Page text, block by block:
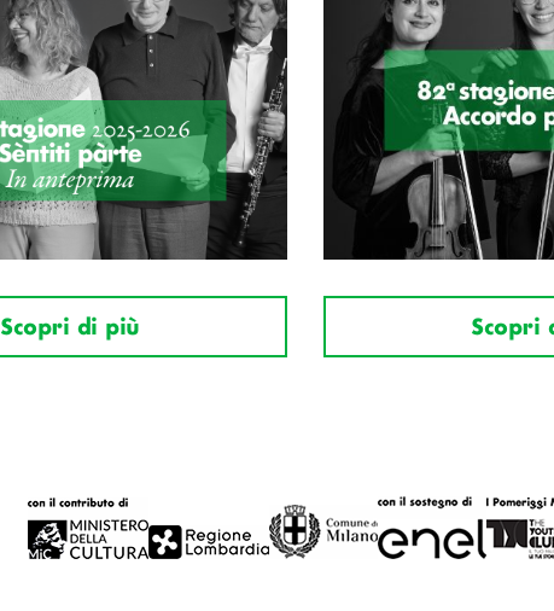
Scopri di più Scopri